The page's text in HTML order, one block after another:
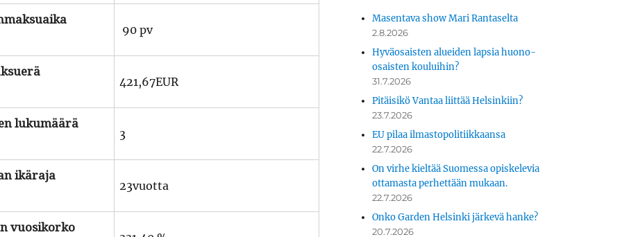
90 pv
421,67EUR
lukumäärä
3
ikäraja
23vuotta
vuosikorko
Masentava show Mari Rantaselta
2.8.2026
Hyväosaisten alueiden lapsia huono-
osaisten kouluihin?
31.7.2026
Pitäisikö Vantaa liittää Helsinkiin?
23.7.2026
EU pilaa ilmastopolitiikkaansa
22.7.2026
On virhe kieltää Suomessa opiskelevia
ottamasta perhettään mukaan.
22.7.2026
Onko Garden Helsinki järkevä hanke?
20.7.2026